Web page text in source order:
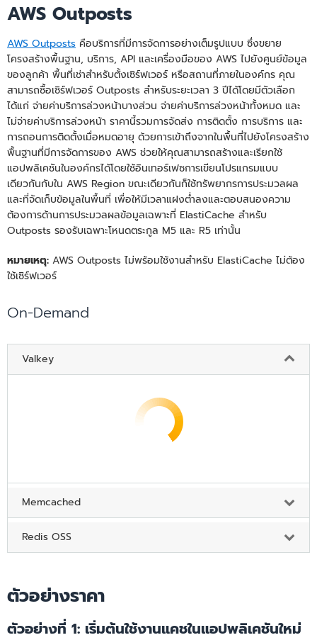
AWS Outposts
AWS Outposts คือบริการที่มีการจัดการอย่างเต็มรูปแบบ ซึ่งขยาย
โครงสร้างพื้นฐาน, บริการ, API และเครื่องมือของ AWS ไปยังศูนย์ข้อมูล
ของลูกค้า พื้นที่เช่าสำหรับตั้งเซิร์ฟเวอร์ หรือสถานที่ภายในองค์กร คุณ
สามารถซื้อเซิร์ฟเวอร์ Outposts สำหรับระยะเวลา 3 ปีได้โดยมีตัวเลือก
ได้แก่ จ่ายค่าบริการล่วงหน้าบางส่วน จ่ายค่าบริการล่วงหน้าทั้งหมด และ
ไม่จ่ายค่าบริการล่วงหน้า ราคานี้รวมการจัดส่ง การติดตั้ง การบริการ และ
การถอนการติดตั้งเมื่อหมดอายุ ด้วยการเข้าถึงจากในพื้นที่ไปยังโครงสร้าง
พื้นฐานที่มีการจัดการของ AWS ช่วยให้คุณสามารถสร้างและเรียกใช้
แอปพลิเคชันในองค์กรได้โดยใช้อินเทอร์เฟซการเขียนโปรแกรมแบบ
เดียวกันกับใน AWS Region ขณะเดียวกันก็ใช้ทรัพยากรการประมวลผล
และที่จัดเก็บข้อมูลในพื้นที่ เพื่อให้มีเวลาแฝงต่ำลงและตอบสนองความ
ต้องการด้านการประมวลผลข้อมูลเฉพาะที่ ElastiCache สำหรับ
Outposts รองรับเฉพาะโหนดตระกูล M5 และ R5 เท่านั้น
หมายเหตุ: AWS Outposts ไม่พร้อมใช้งานสําหรับ ElastiCache ไม่ต้อง
ใช้เซิร์ฟเวอร์
On-Demand
Valkey
Memcached
Redis OSS
ตัวอย่างราคา
ตัวอย่างที่ 1: เริ่มต้นใช้งานแคชในแอปพลิเคชันใหม่